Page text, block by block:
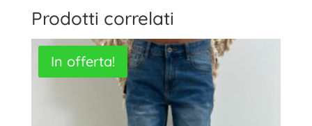
Prodotti correlati
In offerta!